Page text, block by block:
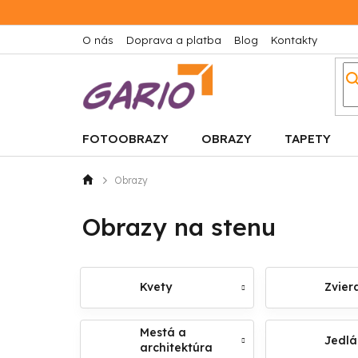
na
O nás Doprava a platba Blog Kontakty
FOTOOBRAZY OBRAZY TAPETY
DomovObrazy
Obrazy na stenu
Kvety
Mestá a
architektúra